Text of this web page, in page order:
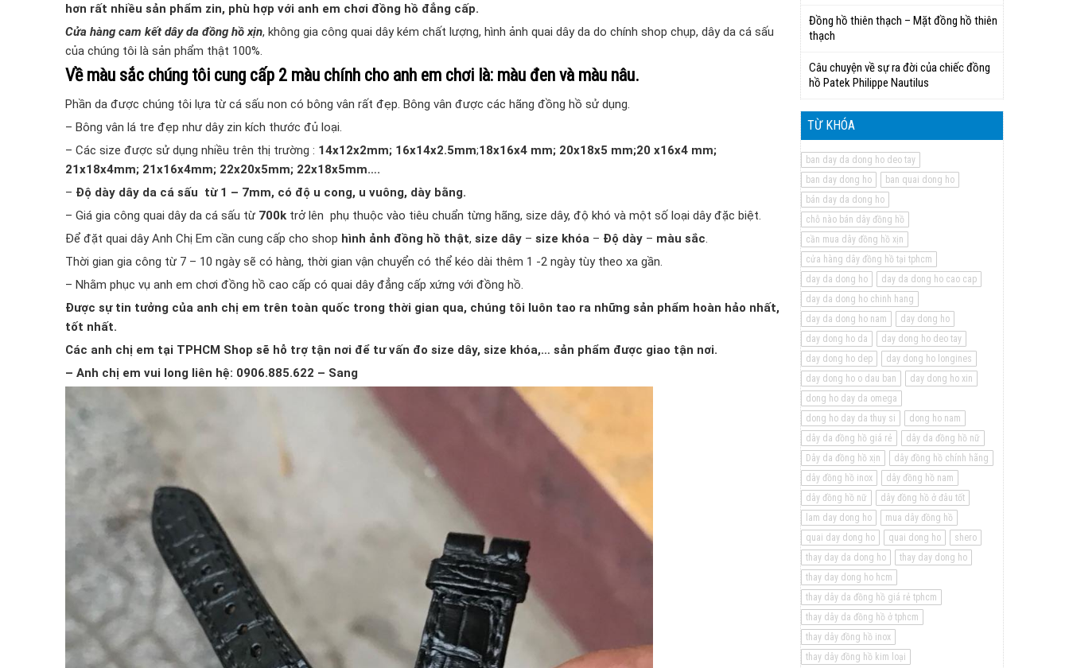
hơn rất nhiều sản phẩm zin, phù hợp với anh em chơi đồng hồ đẳng cấp.
Cửa hàng cam kết dây da đồng hồ xịn, không gia công quai dây kém chất lượng, hình ảnh quai dây da do chính shop chụp, dây da cá sấu
của chúng tôi là sản phẩm thật 100%.
Về màu sắc chúng tôi cung cấp 2 màu chính cho anh em chơi là: màu đen và màu nâu.
Phần da được chúng tôi lựa từ cá sấu non có bông vân rất đẹp. Bông vân được các hãng đồng hồ sử dụng.
– Bông vân lá tre đẹp như dây zin kích thước đủ loại.
– Các size được sử dụng nhiều trên thị trường : 14x12x2mm; 16x14x2.5mm;18x16x4 mm; 20x18x5 mm;20 x16x4 mm;
21x18x4mm; 21x16x4mm; 22x20x5mm; 22x18x5mm….
– Độ dày dây da cá sấu từ 1 – 7mm, có độ u cong, u vuông, dày bằng.
– Giá gia công quai dây da cá sấu từ 700k trở lên phụ thuộc vào tiêu chuẩn từng hãng, size dây, độ khó và một số loại dây đặc biệt.
Để đặt quai dây Anh Chị Em cần cung cấp cho shop hình ảnh đồng hồ thật, size dây – size khóa – Độ dày – màu sắc.
Thời gian gia công từ 7 – 10 ngày sẽ có hàng, thời gian vận chuyển có thể kéo dài thêm 1 -2 ngày tùy theo xa gần.
– Nhằm phục vụ anh em chơi đồng hồ cao cấp có quai dây đẳng cấp xứng với đồng hồ.
Được sự tin tưởng của anh chị em trên toàn quốc trong thời gian qua, chúng tôi luôn tao ra những sản phẩm hoàn hảo nhất,
tốt nhất.
Các anh chị em tại TPHCM Shop sẽ hỗ trợ tận nơi để tư vấn đo size dây, size khóa,… sản phẩm được giao tận nơi.
– Anh chị em vui long liên hệ: 0906.885.622 – Sang
Đồng hồ thiên thạch – Mặt đồng hồ thiên
thạch
Câu chuyện về sự ra đời của chiếc đồng
hồ Patek Philippe Nautilus
TỪ KHÓA
ban day da dong ho deo tay
ban day dong ho
ban quai dong ho
bán day da dong ho
chỗ nào bán dây đồng hồ
cần mua dây đồng hồ xịn
cửa hàng dây đồng hồ tại tphcm
day da dong ho
day da dong ho cao cap
day da dong ho chinh hang
day da dong ho nam
day dong ho
day dong ho da
day dong ho deo tay
day dong ho dep
day dong ho longines
day dong ho o dau ban
day dong ho xin
dong ho day da omega
dong ho day da thuy si
dong ho nam
dây da đồng hồ giá rẻ
dây da đồng hồ nữ
Dây da đồng hồ xịn
dây đồng hồ chính hãng
dây đồng hồ inox
dây đồng hồ nam
dây đồng hồ nữ
dây đồng hồ ở đâu tốt
lam day dong ho
mua dây đồng hồ
quai day dong ho
quai dong ho
shero
thay day da dong ho
thay day dong ho
thay day dong ho hcm
thay dây da đồng hồ giá rẻ tphcm
thay dây da đồng hồ ở tphcm
thay dây đồng hồ inox
thay dây đồng hồ kim loại